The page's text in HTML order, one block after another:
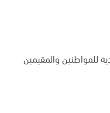
للمواطنين والمقيمين